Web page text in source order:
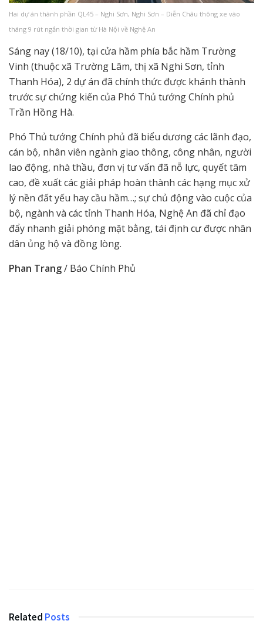
Hai dự án thành phần QL45 – Nghi Sơn, Nghi Sơn – Diễn Châu thông xe vào
tháng 9 rút ngắn thời gian từ Hà Nội về Nghệ An
Sáng nay (18/10), tại cửa hầm phía bắc hầm Trường
Vinh (thuộc xã Trường Lâm, thị xã Nghi Sơn, tỉnh
Thanh Hóa), 2 dự án đã chính thức được khánh thành
trước sự chứng kiến của Phó Thủ tướng Chính phủ
Trần Hồng Hà.
Phó Thủ tướng Chính phủ đã biểu dương các lãnh đạo,
cán bộ, nhân viên ngành giao thông, công nhân, người
lao động, nhà thầu, đơn vị tư vấn đã nỗ lực, quyết tâm
cao, đề xuất các giải pháp hoàn thành các hạng mục xử
lý nền đất yếu hay cầu hầm…; sự chủ động vào cuộc của
bộ, ngành và các tỉnh Thanh Hóa, Nghệ An đã chỉ đạo
đẩy nhanh giải phóng mặt bằng, tái định cư được nhân
dân ủng hộ và đồng lòng.
Phan Trang/ Báo Chính Phủ
Related Posts